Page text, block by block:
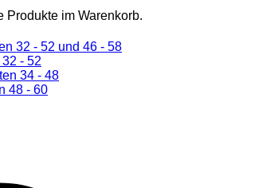
Produkte im Warenkorb.
32 - 52 und 46 - 58
- 52
34 - 48
48 - 60